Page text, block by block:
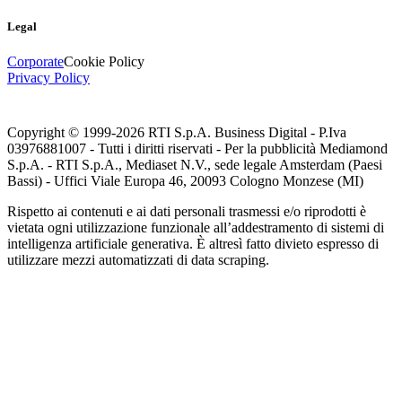
Legal
CorporateCookie Policy
Privacy Policy
Copyright © 1999-2026 RTI S.p.A. Business Digital - P.Iva
03976881007 - Tutti i diritti riservati - Per la pubblicità Mediamond
S.p.A. - RTI S.p.A., Mediaset N.V., sede legale Amsterdam (Paesi
Bassi) - Uffici Viale Europa 46, 20093 Cologno Monzese (MI)
Rispetto ai contenuti e ai dati personali trasmessi e/o riprodotti è
vietata ogni utilizzazione funzionale all’addestramento di sistemi di
intelligenza artificiale generativa. È altresì fatto divieto espresso di
utilizzare mezzi automatizzati di data scraping.